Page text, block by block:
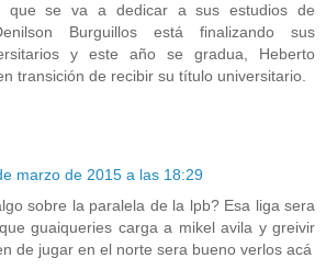
que se va a dedicar a sus estudios de
Burguillos está finalizando sus
y este año se gradua, Heberto
transición de recibir su título universitario.
marzo de 2015 a las 18:29
sobre la paralela de la lpb? Esa liga sera
guaiqueries carga a mikel avila y greivir
de jugar en el norte sera bueno verlos acá